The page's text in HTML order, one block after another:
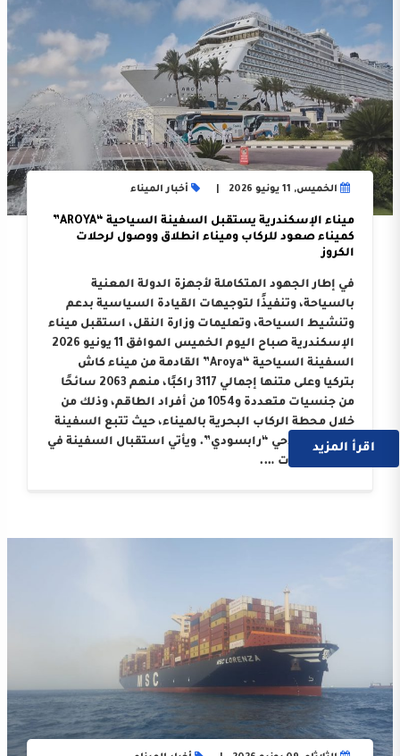
الخميس, 11 يونيو 2026 أخبار الميناء
ميناء الإسكندرية يستقبل السفينة السياحية “AROYA”
كميناء صعود للركاب وميناء انطلاق ووصول لرحلات
الكروز
في إطار الجهود المتكاملة لأجهزة الدولة المعنية
بالسياحة، وتنفيذًا لتوجيهات القيادة السياسية بدعم
وتنشيط السياحة، وتعليمات وزارة النقل، استقبل ميناء
الإسكندرية صباح اليوم الخميس الموافق 11 يونيو 2026
السفينة السياحية “Aroya” القادمة من ميناء كاش
بتركيا وعلى متنها إجمالي 3117 راكبًا، منهم 2063 سائحًا
من جنسيات متعددة و1054 من أفراد الطاقم، وذلك من
خلال محطة الركاب البحرية بالميناء، حيث تتبع السفينة
الوكيل الملاحي “رابسودي”. ويأتي استقبال السفينة في
إطار النجاحات ….
اقرأ المزيد